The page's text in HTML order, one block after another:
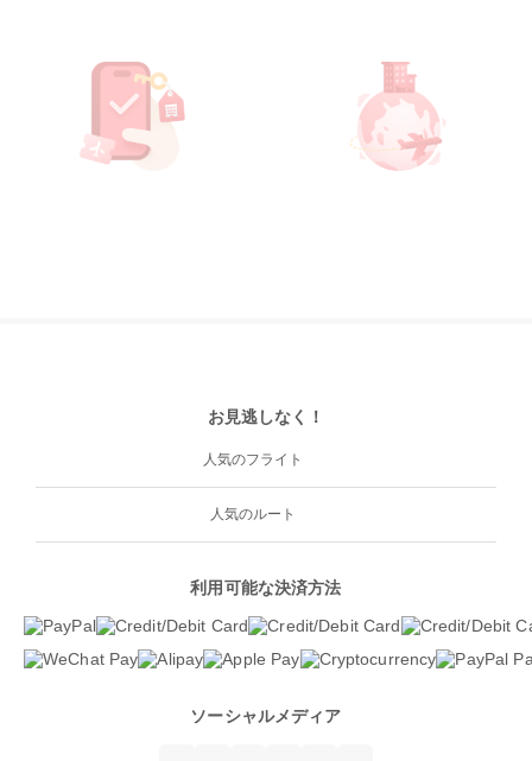
お見逃しなく！
人気のフライト
人気のルート
利用可能な決済方法
ソーシャルメディア